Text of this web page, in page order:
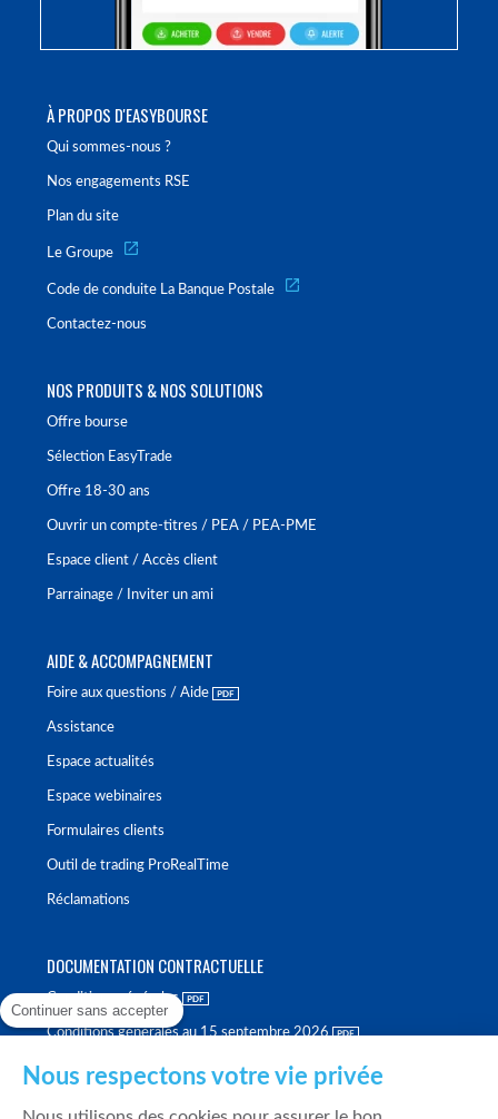
À PROPOS D'EASYBOURSE
Qui sommes-nous ?
Nos engagements RSE
Plan du site
Le Groupe
Code de conduite La Banque Postale
Contactez-nous
NOS PRODUITS & NOS SOLUTIONS
Offre bourse
Sélection EasyTrade
Offre 18-30 ans
Ouvrir un compte-titres / PEA / PEA-PME
Espace client / Accès client
Parrainage / Inviter un ami
AIDE & ACCOMPAGNEMENT
Foire aux questions / Aide
Assistance
Espace actualités
Espace webinaires
Formulaires clients
Outil de trading ProRealTime
Réclamations
DOCUMENTATION CONTRACTUELLE
Conditions générales
Conditions générales au 15 septembre 2026
Continuer sans accepter
Nous respectons votre vie privée